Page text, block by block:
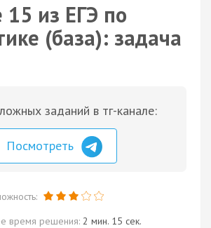
из ЕГЭ по
(база): задача
заданий в тг-канале:
Посмотреть
время решения: 2 мин. 15 сек.